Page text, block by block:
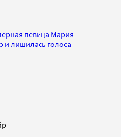
певица Мария
и лишилась голоса